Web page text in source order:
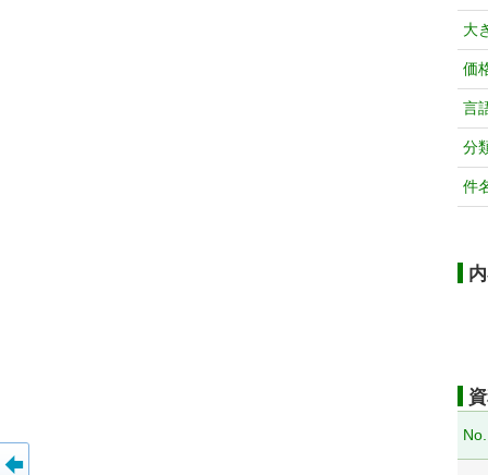
大
価
言
分
件
No.